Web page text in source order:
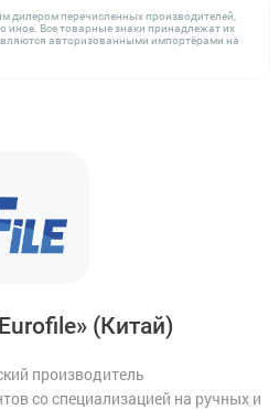
дилером перечисленных производителей,
иное. Все товарные знаки принадлежат их
авторизованными импортёрами на
(Китай)
производитель
со специализацией на ручных и